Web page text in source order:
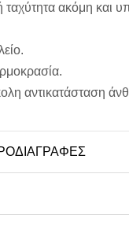
ταχύτητα ακόμη και
αντικατάσταση